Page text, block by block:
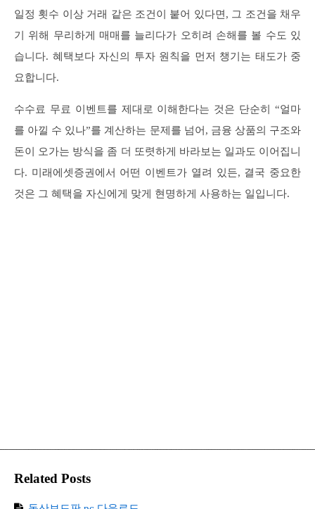
일정 횟수 이상 거래 같은 조건이 붙어 있다면, 그 조건을 채우
기 위해 무리하게 매매를 늘리다가 오히려 손해를 볼 수도 있
습니다. 혜택보다 자신의 투자 원칙을 먼저 챙기는 태도가 중
요합니다.
수수료 무료 이벤트를 제대로 이해한다는 것은 단순히 “얼마
를 아낄 수 있나”를 계산하는 문제를 넘어, 금융 상품의 구조와
돈이 오가는 방식을 좀 더 또렷하게 바라보는 일과도 이어집니
다. 미래에셋증권에서 어떤 이벤트가 열려 있든, 결국 중요한
것은 그 혜택을 자신에게 맞게 현명하게 사용하는 일입니다.
Related Posts